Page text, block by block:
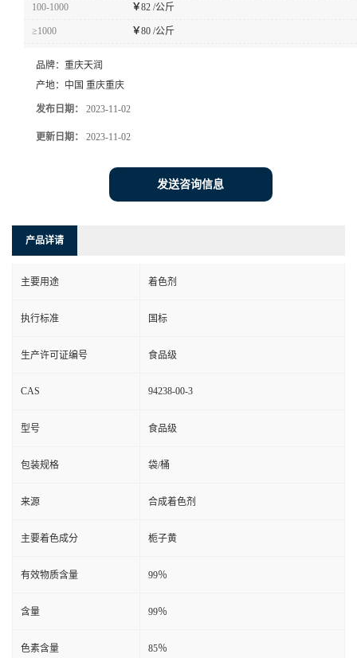
100-1000 ￥82 /公斤
≥1000 ￥80 /公斤
品牌： 重庆天润
产地： 中国 重庆重庆
发布日期： 2023-11-02
更新日期： 2023-11-02
发送咨询信息
产品详请
主要用途 着色剂
执行标准 国标
生产许可证编号 食品级
CAS 94238-00-3
型号 食品级
包装规格 袋/桶
来源 合成着色剂
主要着色成分 栀子黄
有效物质含量 99％
含量 99％
色素含量 85％